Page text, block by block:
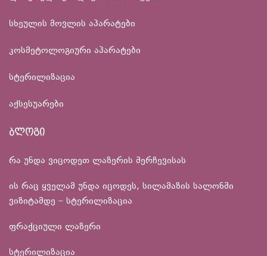
სხეულის მოვლის აპარატები
კოსმეტოლოგიური აპარატები
სტერილიზაცია
აქსესუარები
ბლოგი
რა უნდა ვიცოდეთ ლაზერის შერჩევისას
ის რაც ყველამ უნდა იცოდეს, სილამაზის სალონში
ვიზიტამდე – სტერილიზაცია
ფრაქციული ლაზერი
სტერილიზაცია